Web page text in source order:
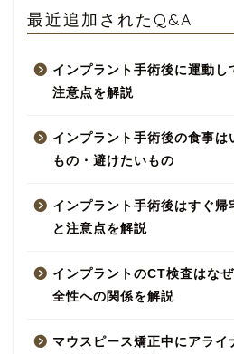
最近追加されたQ&A
インプラント手術後に運動し
注意点を解説
インプラント手術後の食事は
もの・避けたいもの
インプラント手術後はすぐ帰
と注意点を解説
インプラントのCT検査はな
全性への関係を解説
マウスピース矯正中にアライ